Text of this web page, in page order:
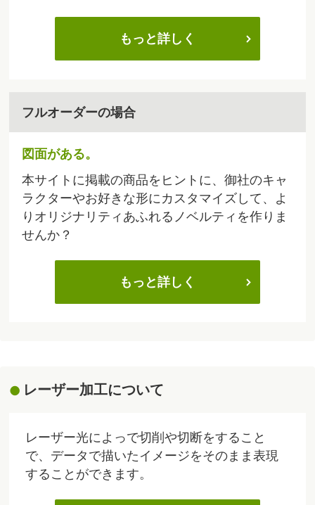
もっと詳しく
フルオーダーの場合
図面がある。
本サイトに掲載の商品をヒントに、御社のキャ
ラクターやお好きな形にカスタマイズして、よ
りオリジナリティあふれるノベルティを作りま
せんか？
もっと詳しく
レーザー加工について
レーザー光によっで切削や切断をすること
で、データで描いたイメージをそのまま表現
することができます。